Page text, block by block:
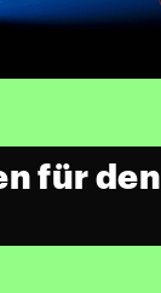
für den